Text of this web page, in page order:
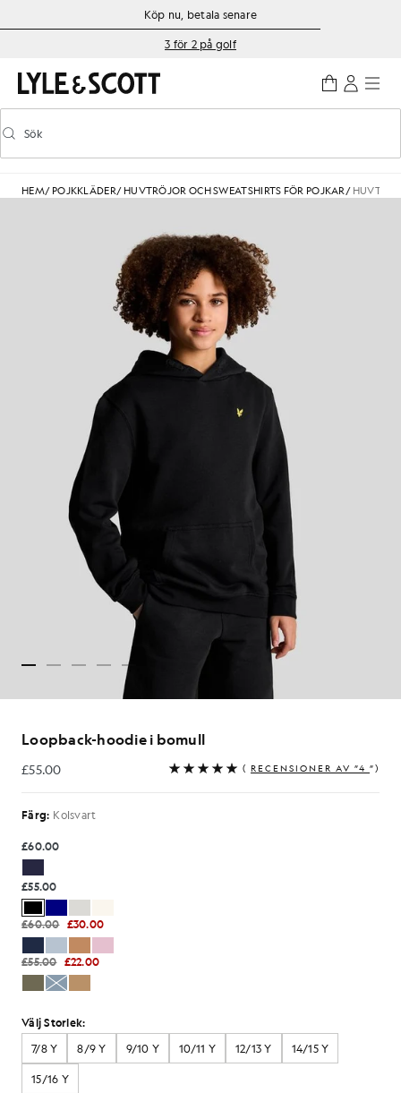
Gå direkt till huvudinnehållet
Information om tillgänglighetKöp nu, betala senare
3 för 2 på golf
Aktivera/inaktivera prediktiv sökning
Sök
HEM/ POJKKLÄDER/ HUVTRÖJOR OCH SWEATSHIRTS FÖR POJKAR/
Loopback-hoodie i bomull
£55.00
£55.00 ( RECENSIONER AV ”4 ”)
Färg: Kolsvart
£60.00
£55.00
£60.00 £30.00
£55.00 £22.00
Välj Storlek:
7/8 Y
8/9 Y 9/10 Y 10/11 Y 12/13 Y 14/15 Y
15/16 Y